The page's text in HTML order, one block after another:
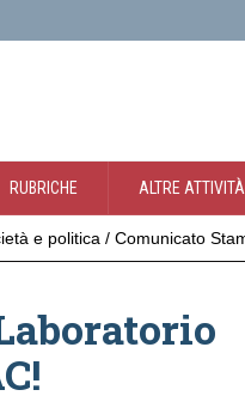
RUBRICHE ALTRE ATTIVITÀ
e politica / Comunicato